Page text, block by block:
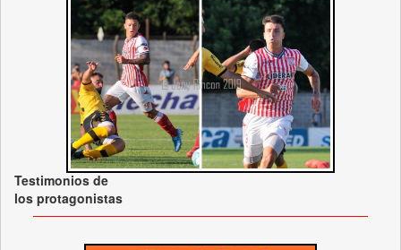
Testimonios de
los protagonistas